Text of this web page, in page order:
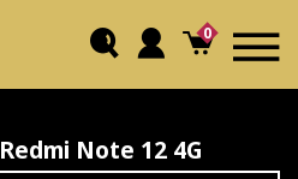
0
Redmi Note 12 4G